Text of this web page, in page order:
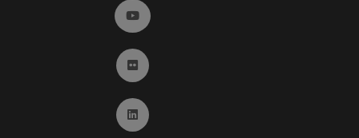
Ir a YouTube (abre en ventana nueva)
Ir a Flickr (abre en ventana nueva)
Ir a Linkedin (abre en ventana nueva)